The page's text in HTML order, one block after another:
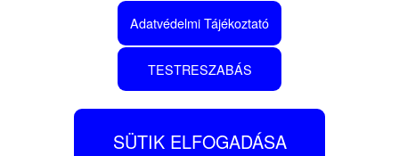
Javasoljuk ,hogy menj vissza és
böngésszed ezt a kategóriát:Elektronika
Üzemanyag vezérlés
Adatvédelmi Tájékoztató
TESTRESZABÁS
SÜTIK ELFOGADÁSA